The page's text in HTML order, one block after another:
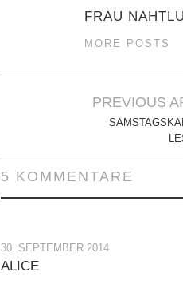
FRAU
MORE POSTS
PREVIOUS
5 KOMMENTARE
30. SEPTEMBER 2014
ALICE